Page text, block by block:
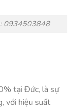
0934503848
tại Đức, là sự
với hiệu suất